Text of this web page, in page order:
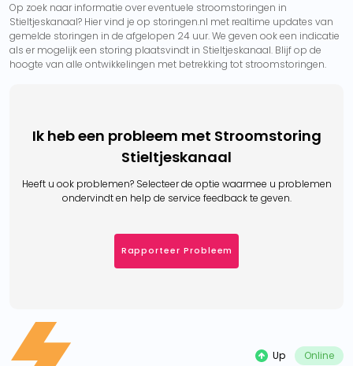
Op zoek naar informatie over eventuele stroomstoringen in
Stieltjeskanaal? Hier vind je op storingen.nl met realtime updates van
gemelde storingen in de afgelopen 24 uur. We geven ook een indicatie
als er mogelijk een storing plaatsvindt in Stieltjeskanaal. Blijf op de
hoogte van alle ontwikkelingen met betrekking tot stroomstoringen.
Ik heb een probleem met Stroomstoring
Stieltjeskanaal
Heeft u ook problemen? Selecteer de optie waarmee u problemen
ondervindt en help de service feedback te geven.
Rapporteer Probleem
Up Online